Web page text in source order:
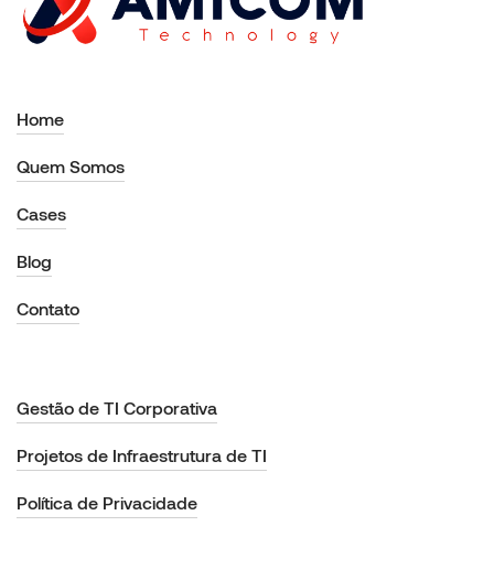
Home
Quem Somos
Cases
Blog
Contato
Gestão de TI Corporativa
Projetos de Infraestrutura de TI
Política de Privacidade